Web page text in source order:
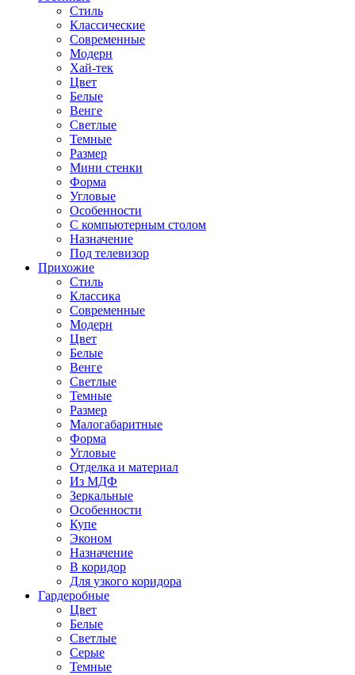
Стиль
Классические
Современные
Модерн
Хай-тек
Цвет
Белые
Венге
Светлые
Темные
Размер
Мини стенки
Форма
Угловые
Особенности
С компьютерным столом
Назначение
Под телевизор
Прихожие
Стиль
Классика
Современные
Модерн
Цвет
Белые
Венге
Светлые
Темные
Размер
Малогабаритные
Форма
Угловые
Отделка и материал
Из МДФ
Зеркальные
Особенности
Купе
Эконом
Назначение
В коридор
Для узкого коридора
Гардеробные
Цвет
Белые
Светлые
Серые
Темные